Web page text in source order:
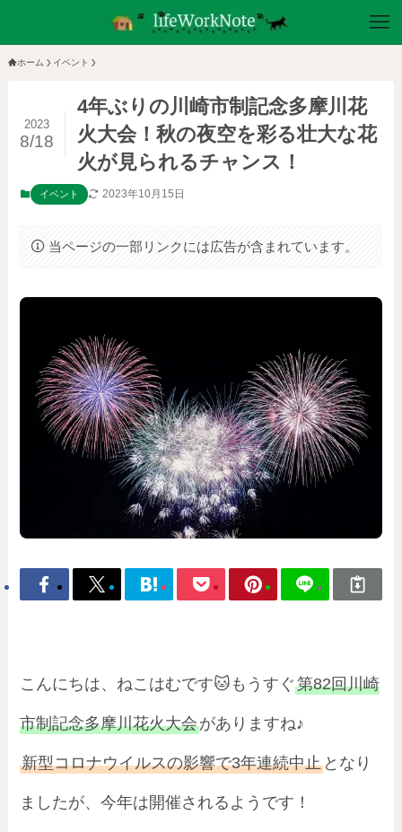
ホーム イベント
4年ぶりの川崎市制記念多摩川花
火大会！秋の夜空を彩る壮大な花
火が見られるチャンス！
2023
8/18
イベント 2023年10月15日
当ページの一部リンクには広告が含まれています。
こんにちは、ねこはむです🐱もうすぐ第82回川崎
市制記念多摩川花火大会がありますね♪
新型コロナウイルスの影響で3年連続中止 となり
ましたが、今年は開催されるようです！